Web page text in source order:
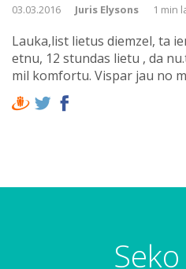
03.03.2016 Juris Elysons 1 min
Lauka,list lietus diemzel, ta
etnu, 12 stundas lietu , da
mil komfortu. Vispar jau no